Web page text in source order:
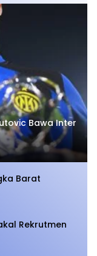
Bawa Inter
Barat
Rekrutmen